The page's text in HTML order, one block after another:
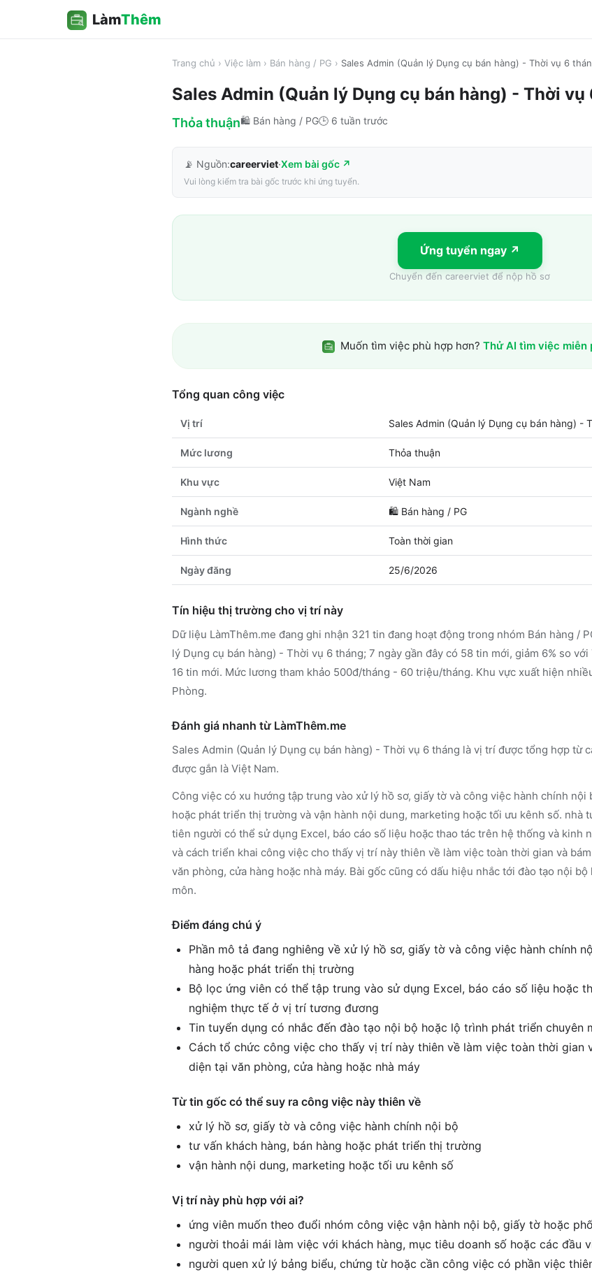
LàmThêm
Trang chủ › Việc làm › Bán hàng / PG › Sales Admin (Quản lý Dụng cụ bán hàng) - Thời vụ 6
Sales Admin (Quản lý Dụng cụ bán hàng) - Thời vụ
Thỏa thuận🛍️ Bán hàng / PG🕒 6 tuần trước
📡 Nguồn:careerviet·Xem bài gốc ↗
Vui lòng kiểm tra bài gốc trước khi ứng tuyển.
Ứng tuyển ngay ↗
Chuyển đến careerviet để nộp hồ sơ
Muốn tìm việc phù hợp hơn? Thử AI tìm việc miễn
Tổng quan công việc
Vị trí Sales Admin (Quản lý Dụng cụ bán hàng) -
Mức lương Thỏa thuận
Khu vực Việt Nam
Ngành nghề 🛍️ Bán hàng / PG
Hình thức Toàn thời gian
Ngày đăng 25/6/2026
Tín hiệu thị trường cho vị trí này
Dữ liệu LàmThêm.me đang ghi nhận 321 tin đang hoạt động trong nhóm Bán hàng /
lý Dụng cụ bán hàng) - Thời vụ 6 tháng; 7 ngày gần đây có 58 tin mới, giảm 6% so
16 tin mới. Mức lương tham khảo 500đ/tháng - 60 triệu/tháng. Khu vực xuất hiện
Phòng.
Đánh giá nhanh từ LàmThêm.me
Sales Admin (Quản lý Dụng cụ bán hàng) - Thời vụ 6 tháng là vị trí được tổng hợp từ
được gắn là Việt Nam.
Công việc có xu hướng tập trung vào xử lý hồ sơ, giấy tờ và công việc hành chính nội
hoặc phát triển thị trường và vận hành nội dung, marketing hoặc tối ưu kênh số. nhà
tiên người có thể sử dụng Excel, báo cáo số liệu hoặc thao tác trên hệ thống và kinh
và cách triển khai công việc cho thấy vị trí này thiên về làm việc toàn thời gian và
văn phòng, cửa hàng hoặc nhà máy. Bài gốc cũng có dấu hiệu nhắc tới đào tạo nội
môn.
Điểm đáng chú ý
Phần mô tả đang nghiêng về xử lý hồ sơ, giấy tờ và công việc hành chính
hàng hoặc phát triển thị trường
Bộ lọc ứng viên có thể tập trung vào sử dụng Excel, báo cáo số liệu hoặc
nghiệm thực tế ở vị trí tương đương
Tin tuyển dụng có nhắc đến đào tạo nội bộ hoặc lộ trình phát triển chuyên
Cách tổ chức công việc cho thấy vị trí này thiên về làm việc toàn thời gian
diện tại văn phòng, cửa hàng hoặc nhà máy
Từ tin gốc có thể suy ra công việc này thiên về
xử lý hồ sơ, giấy tờ và công việc hành chính nội bộ
tư vấn khách hàng, bán hàng hoặc phát triển thị trường
vận hành nội dung, marketing hoặc tối ưu kênh số
Vị trí này phù hợp với ai?
ứng viên muốn theo đuổi nhóm công việc vận hành nội bộ, giấy tờ hoặc
người thoải mái làm việc với khách hàng, mục tiêu doanh số hoặc các đầu
người quen xử lý bảng biểu, chứng từ hoặc cần công việc có phần việc